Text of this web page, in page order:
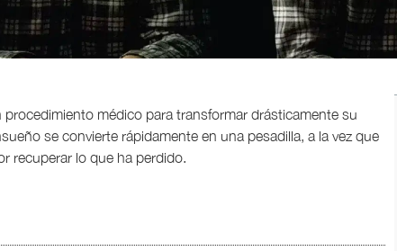
médico para transformar drásticamente su
se convierte rápidamente en una pesadilla, a la vez que
recuperar lo que ha perdido.